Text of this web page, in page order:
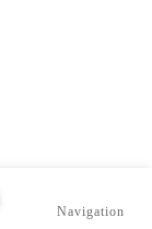
Navigation